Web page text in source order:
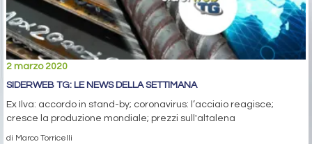
2 marzo 2020
SIDERWEB TG: LE NEWS DELLA SETTIMANA
Ex Ilva: accordo in stand-by; coronavirus: l’acciaio reagisce;
cresce la produzione mondiale; prezzi sull'altalena
di Marco Torricelli